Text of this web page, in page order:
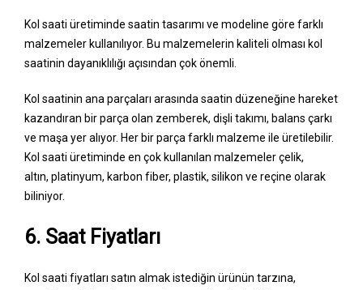
Kol saati üretiminde saatin tasarımı ve modeline göre farklı
malzemeler kullanılıyor. Bu malzemelerin kaliteli olması kol
saatinin dayanıklılığı açısından çok önemli.
Kol saatinin ana parçaları arasında saatin düzeneğine hareket
kazandıran bir parça olan zemberek, dişli takımı, balans çarkı
ve maşa yer alıyor. Her bir parça farklı malzeme ile üretilebilir.
Kol saati üretiminde en çok kullanılan malzemeler çelik,
altın, platinyum, karbon fiber, plastik, silikon ve reçine olarak
biliniyor.
6. Saat Fiyatları
Kol saati fiyatları satın almak istediğin ürünün tarzına,